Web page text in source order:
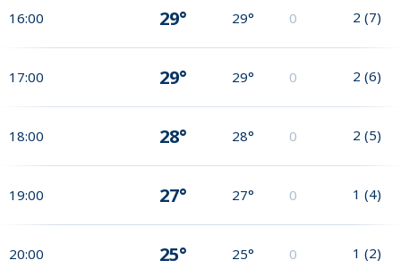
16:00 29° 29° 0 2 (7)
17:00 29° 29° 0 2 (6)
18:00 28° 28° 0 2 (5)
19:00 27° 27° 0 1 (4)
20:00 25° 25° 0 1 (2)